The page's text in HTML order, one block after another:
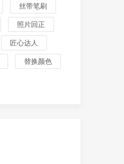
丝带笔刷
照片回正
匠心达人
替换颜色